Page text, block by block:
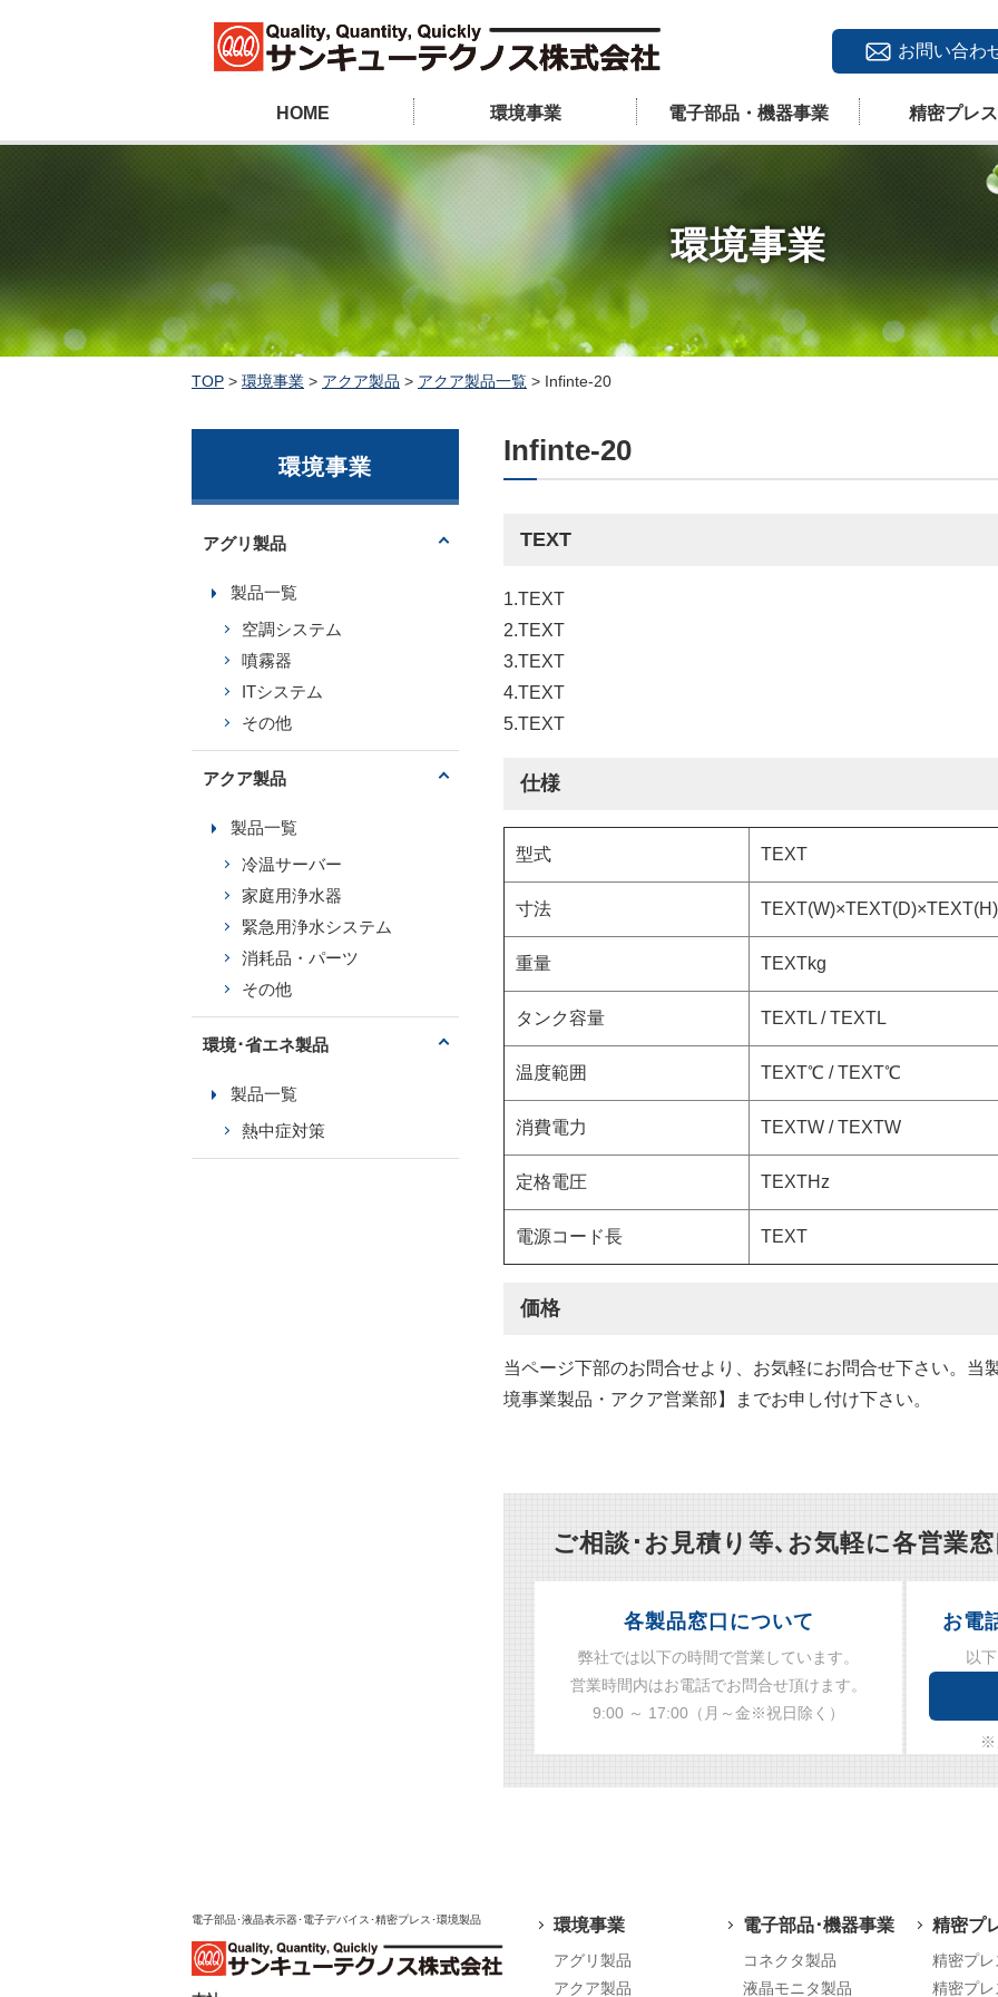
お問い合わ
HOME 環境事業 電子部品・機器事業 精密プレ
環境事業
TOP > 環境事業 > アクア製品 > アクア製品一覧 > Infinte-20
Infinte-20
TEXT
1.TEXT
2.TEXT
3.TEXT
4.TEXT
5.TEXT
仕様
型式 TEXT
寸法
重量 TEXTkg
タンク容量 TEXTL / TEXTL
温度範囲 TEXT℃ / TEXT℃
消費電力 TEXTW / TEXTW
定格電圧 TEXTHz
電源コード長 TEXT
価格
当ページ下部のお問合せより、お気軽にお問合せ下さい。当
境事業製品・アクア営業部】までお申し付け下さい。
ご相談･お見積り等､お気軽に各営業
各製品窓口について
弊社では以下の時間で営業しています。
営業時間内はお電話でお問合せ頂けます。
9:00 ～ 17:00（月～金※祝日除く）
お電
以
※
環境事業
アグリ製品
製品一覧
空調システム
噴霧器
ITシステム
その他
アクア製品
製品一覧
冷温サーバー
家庭用浄水器
緊急用浄水システム
消耗品・パーツ
その他
環境･省エネ製品
製品一覧
熱中症対策
電子部品･液晶表示器･電子デバイス･精密プレス･環境製品 環境事業
アグリ製品
アクア製品
電子部品･機器事業
コネクタ製品
液晶モニタ製品
精密プ
精密プ
精密プ